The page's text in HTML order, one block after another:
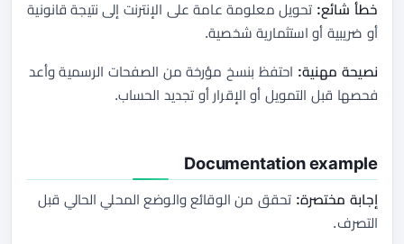
خطأ شائع: تحويل معلومة عامة على الإنترنت إلى نتيجة قانونية
أو ضريبية أو استثمارية شخصية.
نصيحة مهنية: احتفظ بنسخ مؤرخة من الصفحات الرسمية وأعد
فحصها قبل التمويل أو الإقرار أو تجديد الحساب.
Documentation example
إجابة مختصرة: تحقق من الوقائع والوضع المحلي الحالي قبل
التصرف.